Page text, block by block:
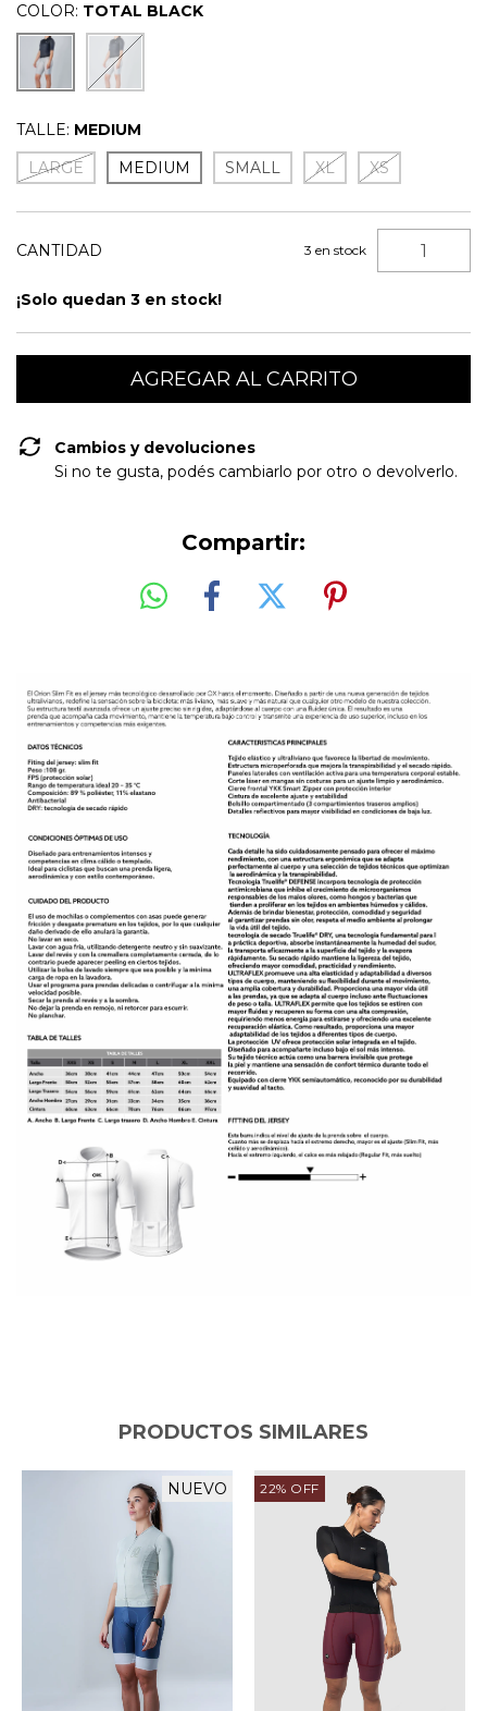
COLOR: TOTAL BLACK
TALLE: MEDIUM
LARGE
MEDIUM SMALL XL XS
CANTIDAD 3 en stock
¡Solo quedan 3 en stock!
Cambios y devoluciones
Si no te gusta, podés cambiarlo por otro o devolverlo.
Compartir:
PRODUCTOS SIMILARES
NUEVO 22% OFF